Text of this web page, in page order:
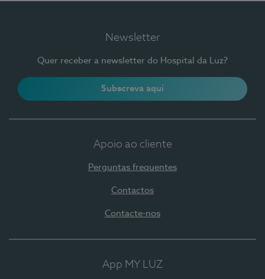
Newsletter
Quer receber a newsletter do Hospital da Luz?
Subscreva aqui
Apoio ao cliente
Perguntas frequentes
Contactos
Contacte-nos
App MY LUZ